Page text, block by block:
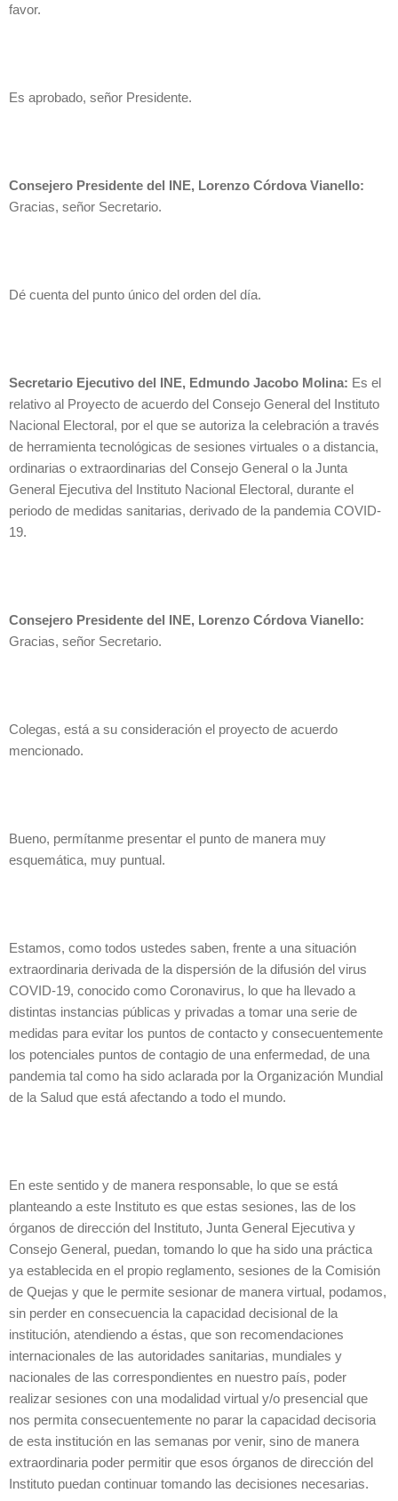
favor.
Es aprobado, señor Presidente.
Consejero Presidente del INE, Lorenzo Córdova Vianello:
Gracias, señor Secretario.
Dé cuenta del punto único del orden del día.
Secretario Ejecutivo del INE, Edmundo Jacobo Molina: Es el
relativo al Proyecto de acuerdo del Consejo General del Instituto
Nacional Electoral, por el que se autoriza la celebración a través
de herramienta tecnológicas de sesiones virtuales o a distancia,
ordinarias o extraordinarias del Consejo General o la Junta
General Ejecutiva del Instituto Nacional Electoral, durante el
periodo de medidas sanitarias, derivado de la pandemia COVID-
19.
Consejero Presidente del INE, Lorenzo Córdova Vianello:
Gracias, señor Secretario.
Colegas, está a su consideración el proyecto de acuerdo
mencionado.
Bueno, permítanme presentar el punto de manera muy
esquemática, muy puntual.
Estamos, como todos ustedes saben, frente a una situación
extraordinaria derivada de la dispersión de la difusión del virus
COVID-19, conocido como Coronavirus, lo que ha llevado a
distintas instancias públicas y privadas a tomar una serie de
medidas para evitar los puntos de contacto y consecuentemente
los potenciales puntos de contagio de una enfermedad, de una
pandemia tal como ha sido aclarada por la Organización Mundial
de la Salud que está afectando a todo el mundo.
En este sentido y de manera responsable, lo que se está
planteando a este Instituto es que estas sesiones, las de los
órganos de dirección del Instituto, Junta General Ejecutiva y
Consejo General, puedan, tomando lo que ha sido una práctica
ya establecida en el propio reglamento, sesiones de la Comisión
de Quejas y que le permite sesionar de manera virtual, podamos,
sin perder en consecuencia la capacidad decisional de la
institución, atendiendo a éstas, que son recomendaciones
internacionales de las autoridades sanitarias, mundiales y
nacionales de las correspondientes en nuestro país, poder
realizar sesiones con una modalidad virtual y/o presencial que
nos permita consecuentemente no parar la capacidad decisoria
de esta institución en las semanas por venir, sino de manera
extraordinaria poder permitir que esos órganos de dirección del
Instituto puedan continuar tomando las decisiones necesarias.